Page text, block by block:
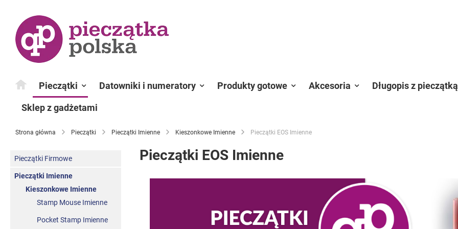
Pieczątki Datowniki i numeratory Produkty gotowe Akcesoria Długopis z pieczątką
Sklep z gadżetami
Strona główna Pieczątki Pieczątki Imienne Kieszonkowe Imienne Pieczątki EOS Imienne
Pieczątki EOS Imienne
Pieczątki Firmowe
Pieczątki Imienne
Kieszonkowe Imienne
Stamp Mouse Imienne
Pocket Stamp Imienne